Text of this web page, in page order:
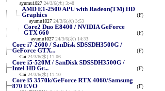
ayumu1027 24/3/6(水) 3:48
AMD E1-2500 APU with Radeon(TM) HD
Graphics
ayumu1027 24/3/6(水) 3:53
(F)
Core2 Duo E8400 / NVIDIA GeForce
GTX 660
ayumu1027 24/3/6(水) 14:33
(F)
Core i7-2600 / SanDisk SDSSDH3500G /
GeForce GTX...
Cai 24/3/6(水) 11:06
(F)
Core i5-520M / SanDisk SDSSDH3500G /
Intel HD Gr...
Cai 24/3/6(水) 11:10
(F)
Core i5 3570k/GeForce RTX 4060/Samsung
870 EVO
(F)